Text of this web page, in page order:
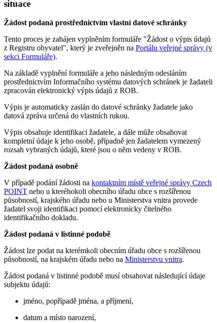
situace
Žádost podaná prostřednictvím vlastní datové schránky
Tento proces je zahájen vyplněním formuláře "Žádost o výpis údajů
z Registru obyvatel", který je zveřejněn na Portálu veřejné správy (v
sekci Formuláře).
Na základě vyplnění formuláře a jeho následným odesláním
prostřednictvím Informačního systému datových schránek je žadateli
zpracován elektronický výpis údajů z ROB.
Výpis je automaticky zaslán do datové schránky žadatele jako
datová zpráva určená do vlastních rukou.
Výpis obsahuje identifikaci žadatele, a dále může obsahovat
kompletní údaje k jeho osobě, případně jen žadatelem vymezený
rozsah vybraných údajů, které jsou o něm vedeny v ROB.
Žádost podaná osobně
V případě podání žádosti na kontaktním místě veřejné správy Czech
POINT nebo u kteréhokoli obecního úřadu obce s rozšířenou
působností, krajského úřadu nebo u Ministerstva vnitra provede
žadatel svoji identifikaci pomocí elektronicky čitelného
identifikačního dokladu.
Žádost podaná v listinné podobě
Žádost lze podat na kterémkoli obecním úřadu obce s rozšířenou
působností, na krajském úřadu nebo na Ministerstvu vnitra.
Žádost podaná v listinné podobě musí obsahovat následující údaje
subjektu údajů:
jméno, popřípadě jména, a příjmení,
datum a místo narození,